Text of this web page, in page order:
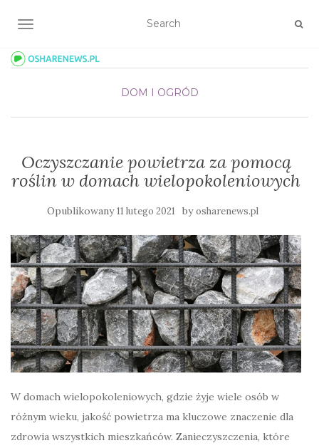
TOGGLE NAVIGATION
DOM I OGRÓD
Oczyszczanie powietrza za pomocą
roślin w domach wielopokoleniowych
Opublikowany11 lutego 2021 byosharenews.pl
W domach wielopokoleniowych, gdzie żyje wiele osób w
różnym wieku, jakość powietrza ma kluczowe znaczenie dla
zdrowia wszystkich mieszkańców. Zanieczyszczenia, które